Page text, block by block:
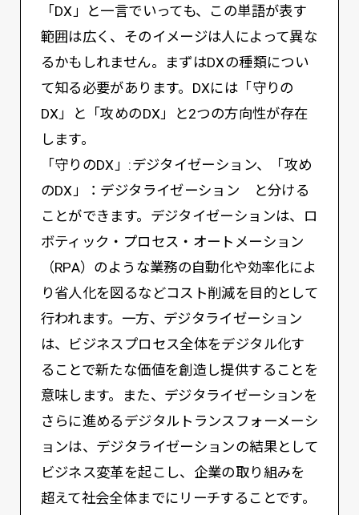
「DX」と一言でいっても、この単語が表す
範囲は広く、そのイメージは人によって異な
るかもしれません。まずはDXの種類につい
て知る必要があります。DXには「守りの
DX」と「攻めのDX」と2つの方向性が存在
します。
「守りのDX」:デジタイゼーション、「攻め
のDX」：デジタライゼーション と分ける
ことができます。デジタイゼーションは、ロ
ボティック・プロセス・オートメーション
（RPA）のような業務の自動化や効率化によ
り省人化を図るなどコスト削減を目的として
行われます。一方、デジタライゼーション
は、ビジネスプロセス全体をデジタル化す
ることで新たな価値を創造し提供することを
意味します。また、デジタライゼーションを
さらに進めるデジタルトランスフォーメーシ
ョンは、デジタライゼーションの結果として
ビジネス変革を起こし、企業の取り組みを
超えて社会全体までにリーチすることです。